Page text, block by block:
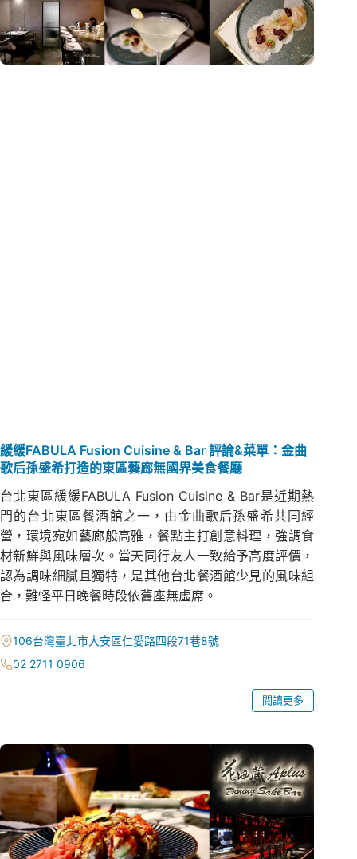
緩緩FABULA Fusion Cuisine & Bar 評論&菜單：金曲
歌后孫盛希打造的東區藝廊無國界美食餐廳
台北東區緩緩FABULA Fusion Cuisine & Bar是近期熱
門的台北東區餐酒館之一，由金曲歌后孫盛希共同經
營，環境宛如藝廊般高雅，餐點主打創意料理，強調食
材新鮮與風味層次。當天同行友人一致給予高度評價，
認為調味細膩且獨特，是其他台北餐酒館少見的風味組
合，難怪平日晚餐時段依舊座無虛席。
106台灣臺北市大安區仁愛路四段71巷8號
02 2711 0906
閱讀更多